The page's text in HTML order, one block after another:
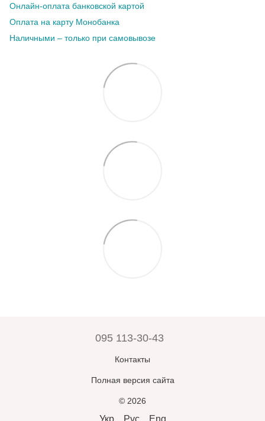
Онлайн-оплата банковской картой
Оплата на карту Монобанка
Наличными – только при самовывозе
095 113-30-43
Контакты
Полная версия сайта
© 2026
Укр Рус Eng